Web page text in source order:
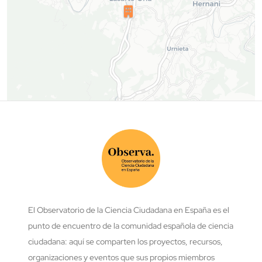
El Observatorio de la Ciencia Ciudadana en España es el
punto de encuentro de la comunidad española de ciencia
ciudadana: aquí se comparten los proyectos, recursos,
organizaciones y eventos que sus propios miembros